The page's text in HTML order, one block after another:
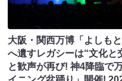
大阪・関西万博「よしも
へ遺すレガシーは“文化と
と歓声が再び! 神4降臨で